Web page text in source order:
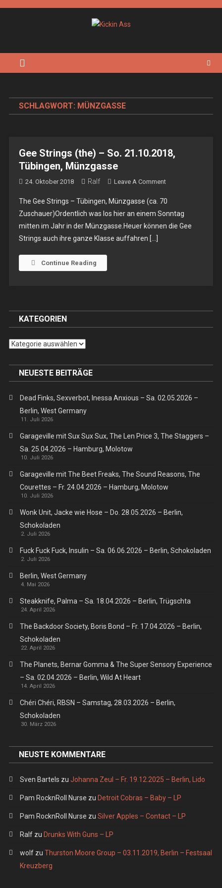
SCHLAGWORT: MÜNZGASSE
Gee Strings (the) – So. 21.10.2018,
Tübingen, Münzgasse
24. Oktober 2018 Ralf Leave A CommentOn
Strings
(the)
–
The Gee Strings – Tübingen, Münzgasse (ca. 70
Zuschauer)Ordentlich was los hier an einem Sonntag
mitten im Jahr in der Münzgasse.Heuer können die Gee
Strings auch ihre ganze Klasse auffahren […]
Continue Reading
KATEGORIEN
Kategorien
NEUESTE BEITRÄGE
Dead Finks, Sexverbot, Inessa Anxious – Sa. 02.05.2026 –
Berlin, West Germany
11. Juli 2026
Garageville mit Sux Sux Sux, The Len Price 3, The Staggers –
Sa. 25.04.2026 – Hamburg, Molotow
10. Juli 2026
Garageville mit The Beet Freaks, The Sound Reasons, The
Courettes – Fr. 24.04.2026 – Hamburg, Molotow
10. Juli 2026
Wonk Unit, Jacke wie Hose – Do. 28.05.2026 – Berlin,
Schokoladen
2. Juli 2026
Fuck Fuck Fuck, Insulin – Sa. 06.06.2026 – Berlin, Schokoladen
2. Juli 2026
Berlin, West Germany
4. Mai 2026
Steakknife, Palma – Sa. 18.04.2026 – Berlin, Trügschta
24. April 2026
The Backdoor Society, Boris Bond – Fr. 17.04.2026 – Berlin,
Schokoladen
22. April 2026
The Planets, Bernar Gomma & The Super Sensory Experience
– Sa. 02.04.2026 – Berlin, Wild At Heart
14. April 2026
Chéri Chéri, RBSN – Samstag, 28.03.2026 – Berlin,
Schokoladen
30. März 2026
NEUSTE KOMMENTARE
Sven Bartels zu Johanna Zeul – Fr. 19.12.2025 – Berlin, Lido
Pam RocknRoll Nurse zu Detroit Cobras – Baby – LP
Pam RocknRoll Nurse zu Silver Apples – Contact – LP
Ralfzu Drunks With Guns – LP
wolfzu Thurston Moore Group – 03.11.2019, Berlin – Festsaal
Kreuzberg